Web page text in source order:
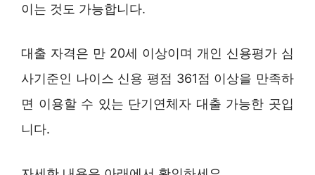
이는 것도 가능합니다.
대출 자격은 만 20세 이상이며 개인 신용평가 심
사기준인 나이스 신용 평점 361점 이상을 만족하
면 이용할 수 있는 단기연체자 대출 가능한 곳입
니다.